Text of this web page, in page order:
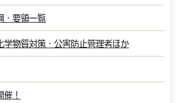
・要領一覧
学物質対策・公害防止管理者ほか
！